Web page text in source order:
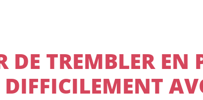
DE TREMBLER EN